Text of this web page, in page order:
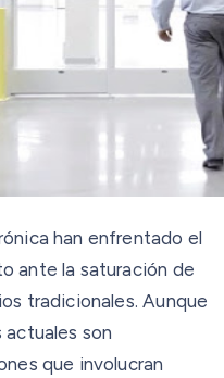
han enfrentado el
ante la saturación de
tradicionales. Aunque
son
que involucran